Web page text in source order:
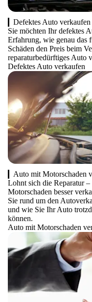
Defektes Auto verkaufen
Sie möchten Ihr defektes
Erfahrung, wie genau das
Schäden den Preis beim
reparaturbedürftiges Auto
Defektes Auto verkaufen
Auto mit Motorschaden
Lohnt sich die Reparatur
Motorschaden besser
Sie rund um den
und wie Sie Ihr Auto
können.
Auto mit Motorschaden